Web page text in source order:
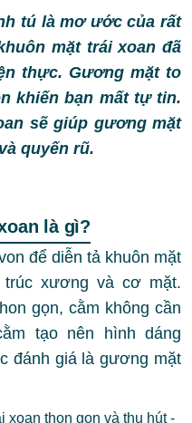
tú là mơ ước của rất
mặt trái xoan đã
thực. Gương mặt to
khiến bạn mất tự tin.
sẽ giúp gương mặt
quyến rũ.
là gì?
để diễn tả khuôn mặt
xương và cơ mặt.
gọn, cằm không cần
tạo nên hình dáng
đánh giá là gương mặt